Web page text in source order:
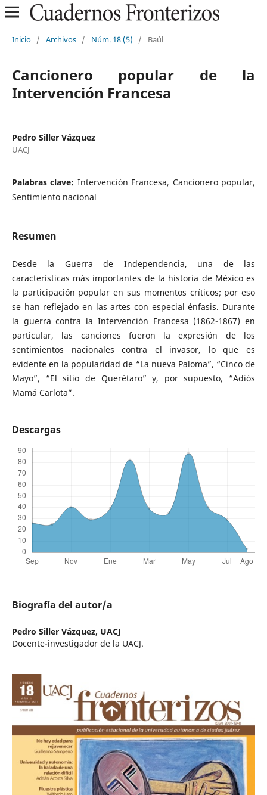
Inicio / Archivos / Núm. 18 (5) / Baúl
Cancionero popular de la
Intervención Francesa
Pedro Siller Vázquez
UACJ
Palabras clave: Intervención Francesa, Cancionero popular,
Sentimiento nacional
Resumen
Desde la Guerra de Independencia, una de las
características más importantes de la historia de México es
la participación popular en sus momentos críticos; por eso
se han reflejado en las artes con especial énfasis. Durante
la guerra contra la Intervención Francesa (1862-1867) en
particular, las canciones fueron la expresión de los
sentimientos nacionales contra el invasor, lo que es
evidente en la popularidad de “La nueva Paloma”, “Cinco de
Mayo”, “El sitio de Querétaro” y, por supuesto, “Adiós
Mamá Carlota”.
Descargas
Biografía del autor/a
Pedro Siller Vázquez, UACJ
Docente-investigador de la UACJ.